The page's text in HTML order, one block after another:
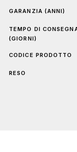
GARANZIA (ANNI)
TEMPO DI
(GIORNI)
CODICE PRODOTTO
RESO